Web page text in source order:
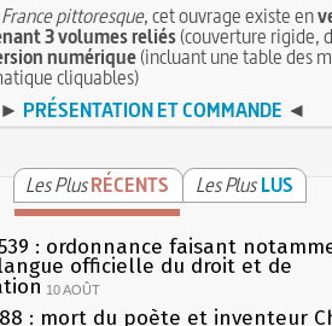
pittoresque, cet ouvrage existe en
3 volumes reliés(couverture rigide,
numérique(incluant une table des
cliquables)
► PRÉSENTATION ET COMMANDE ◄
Les PlusRÉCENTS Les Plus LUS
: ordonnance faisant
officielle du droit et de
10 AOÛT
: mort du poète et inventeur